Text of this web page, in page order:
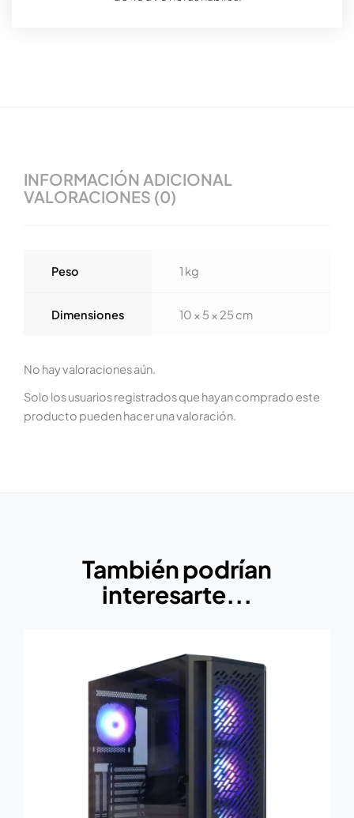
INFORMACIÓN ADICIONAL
VALORACIONES (0)
Peso 1 kg
Dimensiones 10 × 5 × 25 cm
No hay valoraciones aún.
Solo los usuarios registrados que hayan comprado este
producto pueden hacer una valoración.
También podrían
interesarte...